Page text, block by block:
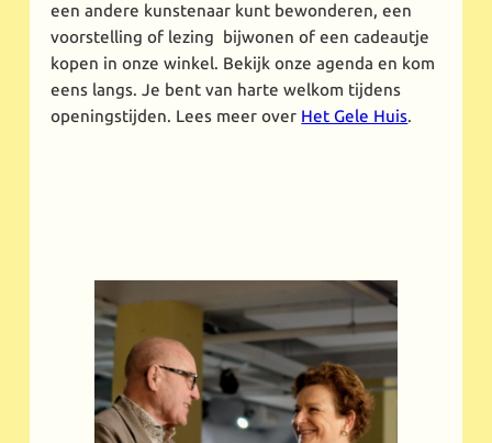
een andere kunstenaar kunt bewonderen, een
voorstelling of lezing bijwonen of een cadeautje
kopen in onze winkel. Bekijk onze agenda en kom
eens langs. Je bent van harte welkom tijdens
openingstijden. Lees meer over Het Gele Huis.